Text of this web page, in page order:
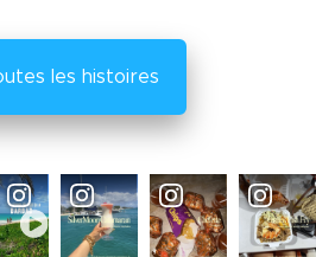
les histoires